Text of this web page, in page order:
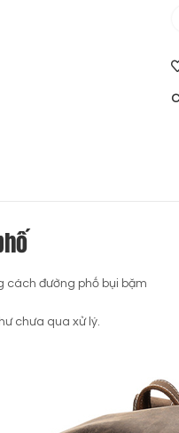
cách đường phố bụi bặm
chưa qua xử lý.